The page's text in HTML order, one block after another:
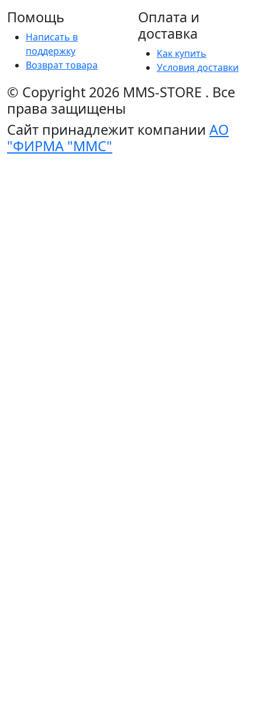
Помощь
Написать в
поддержку
Возврат товара
Оплата и
доставка
Как купить
Условия доставки
© Copyright 2026 MMS-STORE . Все
права защищены
Сайт принадлежит компании АО
"ФИРМА "ММС"